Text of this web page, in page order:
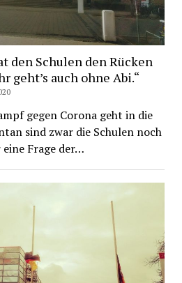
den Schulen den Rücken
geht’s auch ohne Abi.“
gegen Corona geht in die
sind zwar die Schulen noch
Frage der…